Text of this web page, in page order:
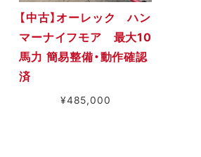
【中古】オーレック ハン
マーナイフモア 最大10
馬力 簡易整備・動作確認
済
¥485,000